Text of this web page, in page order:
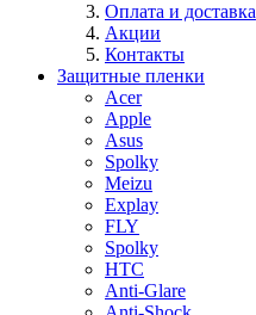
Оплата и доставка
Акции
Контакты
Защитные пленки
Acer
Apple
Asus
Spolky
Meizu
Explay
FLY
Spolky
HTC
Anti-Glare